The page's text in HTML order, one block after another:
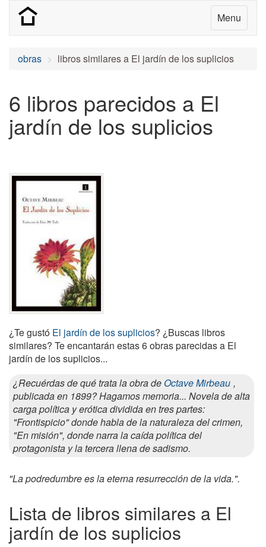
Menu
obras libros similares a El jardín de los suplicios
6 libros parecidos a El
jardín de los suplicios
¿Te gustó El jardín de los suplicios? ¿Buscas libros
similares? Te encantarán estas 6 obras parecidas a El
jardín de los suplicios...
¿Recuérdas de qué trata la obra de Octave Mirbeau ,
publicada en 1899? Hagamos memoria... Novela de alta
carga política y erótica dividida en tres partes:
"Frontispicio" donde habla de la naturaleza del crimen,
"En misión", donde narra la caída política del
protagonista y la tercera llena de sadismo.
"La podredumbre es la eterna resurrección de la vida.".
Lista de libros similares a El
jardín de los suplicios